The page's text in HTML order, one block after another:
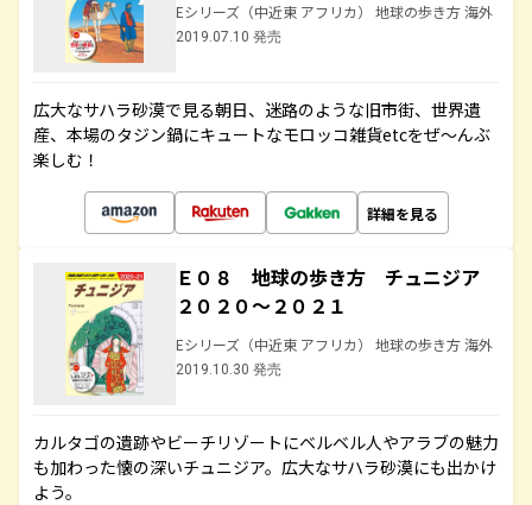
Eシリーズ（中近東 アフリカ） 地球の歩き方 海外
2019.07.10 発売
広大なサハラ砂漠で見る朝日、迷路のような旧市街、世界遺
産、本場のタジン鍋にキュートなモロッコ雑貨etcをぜ～んぶ
楽しむ！
詳細を見る
Ｅ０８ 地球の歩き方 チュニジア
２０２０～２０２１
Eシリーズ（中近東 アフリカ） 地球の歩き方 海外
2019.10.30 発売
カルタゴの遺跡やビーチリゾートにベルベル人やアラブの魅力
も加わった懐の深いチュニジア。広大なサハラ砂漠にも出かけ
よう。